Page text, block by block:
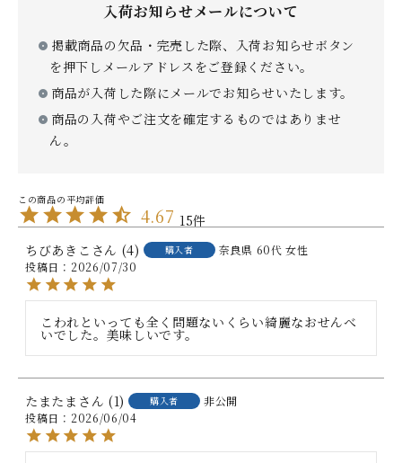
私たちについて
カタログ
店舗紹介
入荷お知らせメールについて
掲載商品の欠品・完売した際、入荷お知らせボタン
を押下しメールアドレスをご登録ください。
商品が入荷した際にメールでお知らせいたします。
商品の入荷やご注文を確定するものではありませ
ん。
4.67 15
ちびあきこ
4 購入者 奈良県 60代 女性
投稿日
2026/07/30
こわれといっても全く問題ないくらい綺麗なおせんべ
いでした。美味しいです。
たまたま 1 購入者
非公開
投稿日
2026/06/04